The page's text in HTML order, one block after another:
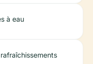
à eau